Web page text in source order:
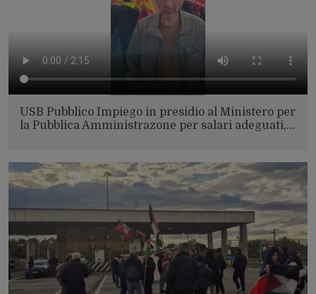
USB Pubblico Impiego in presidio al Ministero per
la Pubblica Amministrazone per salari adeguati,…